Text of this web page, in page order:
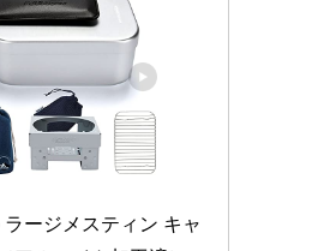
ージメスティン キャ